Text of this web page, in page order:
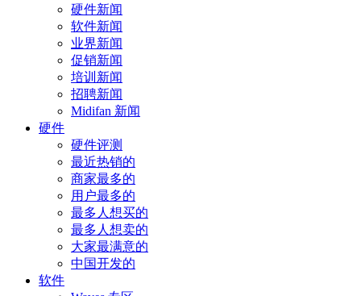
硬件新闻
软件新闻
业界新闻
促销新闻
培训新闻
招聘新闻
Midifan 新闻
硬件
硬件评测
最近热销的
商家最多的
用户最多的
最多人想买的
最多人想卖的
大家最满意的
中国开发的
软件